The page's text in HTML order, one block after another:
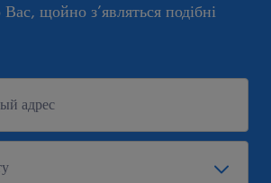
щойно з’являться подібні